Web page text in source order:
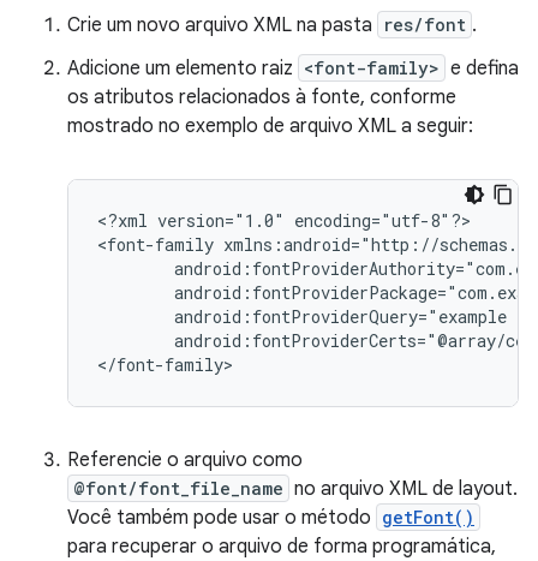
Crie um novo arquivo XML na pasta
res/font .
Adicione um elemento raiz <font-family> e defina
os atributos relacionados à fonte, conforme
mostrado no exemplo de arquivo XML a seguir:
<?xml version="1.0"
encoding="utf-8"?>
<font-family
android:fontProviderQuery="example
android:fontProviderCerts="@array/
</font-family>
Referencie o arquivo como
@font/font_file_name no arquivo XML de layout.
Você também pode usar o método getFont()
para recuperar o arquivo de forma programática,